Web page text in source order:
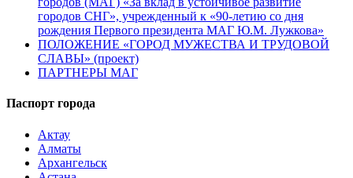
городов СНГ», учрежденный к «90-летию со дня
рождения Первого президента МАГ Ю.М. Лужкова»
ПОЛОЖЕНИЕ «ГОРОД МУЖЕСТВА И ТРУДОВОЙ
СЛАВЫ» (проект)
ПАРТНЕРЫ МАГ
Паспорт города
Актау
Алматы
Архангельск